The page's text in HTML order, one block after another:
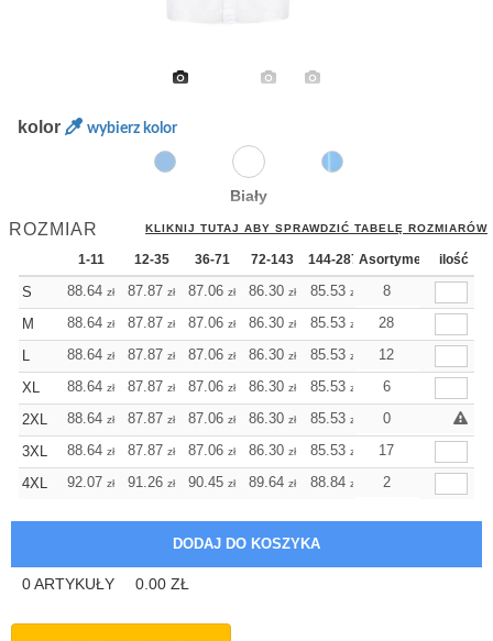
kolor wybierz kolor
Biały
ROZMIAR KLIKNIJ TUTAJ ABY SPRAWDZIĆ TABELĘ ROZMIARÓW
1-11 12-35 36-71 72-143 144-287 288 Dodaj Więcej
Asortyment ilość
S 88.64 zł 87.87 zł 87.06 zł 86.30 zł 85.53 zł 85.53
8
M
88.64 zł 87.87 zł 87.06 zł 86.30 zł 85.53 zł 85.53
28
L
88.64 zł 87.87 zł 87.06 zł 86.30 zł 85.53 zł 85.53
12
XL
88.64 zł 87.87 zł 87.06 zł 86.30 zł 85.53 zł 85.53
6
2XL
88.64 zł 87.87 zł 87.06 zł 86.30 zł 85.53 zł 85.53 +
0
3XL
88.64 zł 87.87 zł 87.06 zł 86.30 zł 85.53 zł 85.53
17
4XL
92.07 zł 91.26 zł 90.45 zł 89.64 zł 88.84 zł 88.84
2
0ARTYKUŁY 0.00 ZŁ